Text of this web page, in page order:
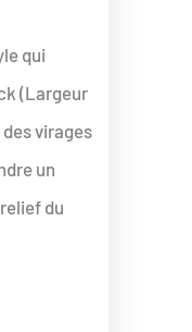
qui
(Largeur
des virages
un
du